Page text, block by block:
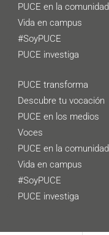
PUCE en la comunidad
Vida en campus
#SoyPUCE
PUCE investiga
PUCE transforma
Descubre tu vocación
PUCE en los medios
Voces
PUCE en la comunidad
Vida en campus
#SoyPUCE
PUCE investiga